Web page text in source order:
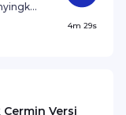
4m 29s
Cermin Versi